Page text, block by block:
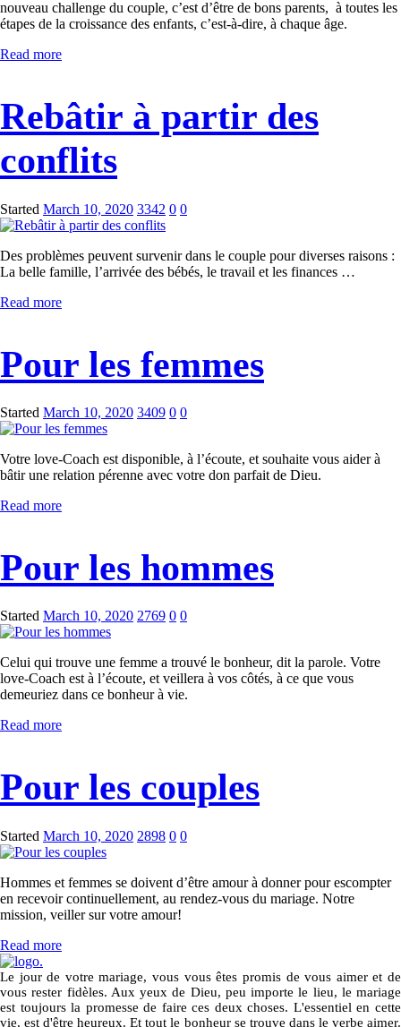
nouveau challenge du couple, c’est d’être de bons parents, à toutes les
étapes de la croissance des enfants, c’est-à-dire, à chaque âge.
Read more
Rebâtir à partir des
conflits
Started March 10, 2020 3342 0 0
Des problèmes peuvent survenir dans le couple pour diverses raisons :
La belle famille, l’arrivée des bébés, le travail et les finances …
Read more
Pour les femmes
Started March 10, 2020 3409 0 0
Votre love-Coach est disponible, à l’écoute, et souhaite vous aider à
bâtir une relation pérenne avec votre don parfait de Dieu.
Read more
Pour les hommes
Started March 10, 2020 2769 0 0
Celui qui trouve une femme a trouvé le bonheur, dit la parole. Votre
love-Coach est à l’écoute, et veillera à vos côtés, à ce que vous
demeuriez dans ce bonheur à vie.
Read more
Pour les couples
Started March 10, 2020 2898 0 0
Hommes et femmes se doivent d’être amour à donner pour escompter
en recevoir continuellement, au rendez-vous du mariage. Notre
mission, veiller sur votre amour!
Read more
Le jour de votre mariage, vous vous êtes promis de vous aimer et de
vous rester fidèles. Aux yeux de Dieu, peu importe le lieu, le mariage
est toujours la promesse de faire ces deux choses. L'essentiel en cette
vie, est d'être heureux. Et tout le bonheur se trouve dans le verbe aimer.